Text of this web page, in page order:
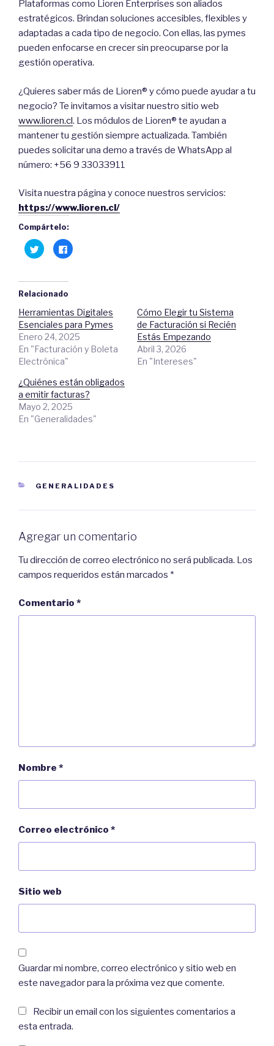
Plataformas como Lioren Enterprises son aliados
estratégicos. Brindan soluciones accesibles, flexibles y
adaptadas a cada tipo de negocio. Con ellas, las pymes
pueden enfocarse en crecer sin preocuparse por la
gestión operativa.
¿Quieres saber más de Lioren® y cómo puede ayudar a tu
negocio? Te invitamos a visitar nuestro sitio web
www.lioren.cl. Los módulos de Lioren® te ayudan a
mantener tu gestión siempre actualizada. También
puedes solicitar una demo a través de WhatsApp al
número: +56 9 33033911
Visita nuestra página y conoce nuestros servicios:
https://www.lioren.cl/
Compártelo:
H
a
i
c
p
r
a
c
o
m
p
r
i
r
e
n
T
w
i
(
a
b
e
n
a
n
a
n
u
e
C
l
a
r
a
c
o
m
t
i
r
e
n
F
a
o
(
S
b
e
n
a
e
a
n
a
Relacionado
Herramientas Digitales
Esenciales para Pymes
Enero 24, 2025
En "Facturación y Boleta
Electrónica"
Cómo Elegir tu Sistema
de Facturación si Recién
Estás Empezando
Abril 3, 2026
En "Intereses"
¿Quiénes están obligados
a emitir facturas?
Mayo 2, 2025
En "Generalidades"
CATEGORIES
GENERALIDADES
Agregar un comentario
Tu dirección de correo electrónico no será publicada. Los
campos requeridos están marcados *
Comentario *
Nombre *
Correo electrónico *
Sitio web
Guardar mi nombre, correo electrónico y sitio web en
este navegador para la próxima vez que comente.
Recibir un email con los siguientes comentarios a
esta entrada.